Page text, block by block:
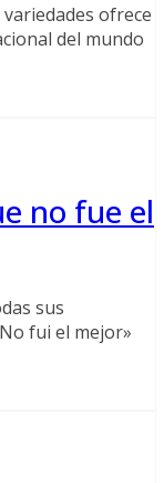
ofrece
del mundo
no fue el
sus
fui el mejor»